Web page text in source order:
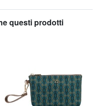
questi prodotti